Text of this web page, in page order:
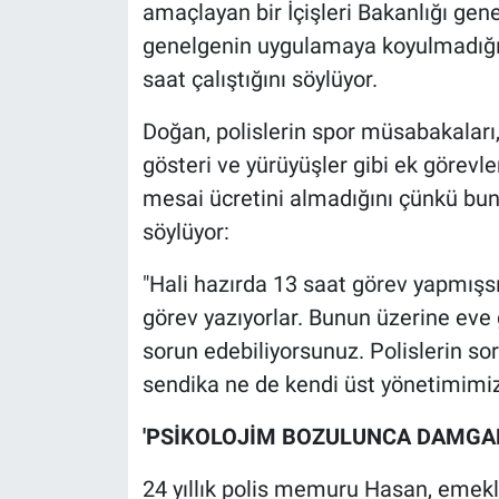
amaçlayan bir İçişleri Bakanlığı
genelgenin uygulamaya
saat çalıştığını söylüyor.
Doğan, polislerin spor
gösteri ve yürüyüşler gibi ek
mesai ücretini almadığını çünkü
söylüyor:
"Hali hazırda 13 saat görev
görev yazıyorlar. Bunun üzerine
sorun edebiliyorsunuz. Polislerin
sendika ne de kendi üst
'PSİKOLOJİM BOZULUNCA
24 yıllık polis memuru Hasan,